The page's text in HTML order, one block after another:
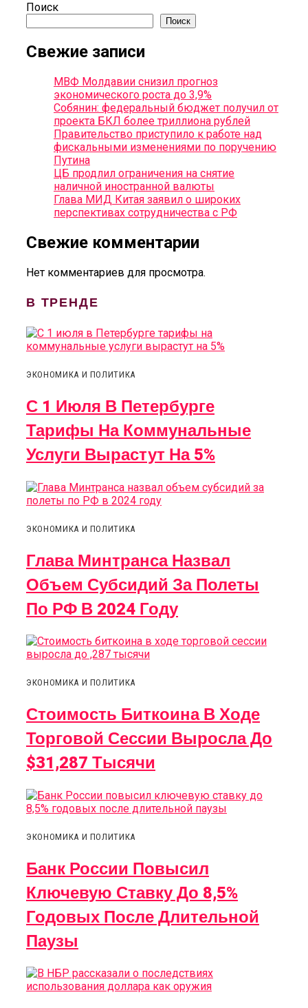
Поиск
Поиск
Свежие записи
МВФ Молдавии снизил прогноз
экономического роста до 3,9%
Собянин: федеральный бюджет получил от
проекта БКЛ более триллиона рублей
Правительство приступило к работе над
фискальными изменениями по поручению
Путина
ЦБ продлил ограничения на снятие
наличной иностранной валюты
Глава МИД Китая заявил о широких
перспективах сотрудничества с РФ
Свежие комментарии
Нет комментариев для просмотра.
В ТРЕНДЕ
ЭКОНОМИКА И ПОЛИТИКА
С 1 Июля В Петербурге
Тарифы На Коммунальные
Услуги Вырастут На 5%
ЭКОНОМИКА И ПОЛИТИКА
Глава Минтранса Назвал
Объем Субсидий За Полеты
По РФ В 2024 Году
ЭКОНОМИКА И ПОЛИТИКА
Стоимость Биткоина В Ходе
Торговой Сессии Выросла До
$31,287 Тысячи
ЭКОНОМИКА И ПОЛИТИКА
Банк России Повысил
Ключевую Ставку До 8,5%
Годовых После Длительной
Паузы